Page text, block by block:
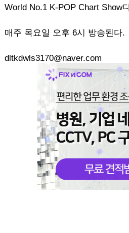
World No.1 K-POP Chart Show
매주 목요일 오후 6시 방송된다.
dltkdwls3170@naver.com